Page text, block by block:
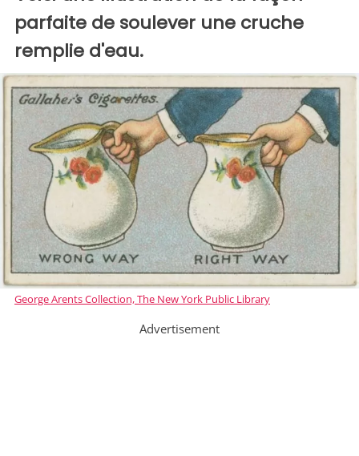
parfaite de soulever une cruche
remplie d'eau.
George Arents Collection, The New York Public Library
Advertisement